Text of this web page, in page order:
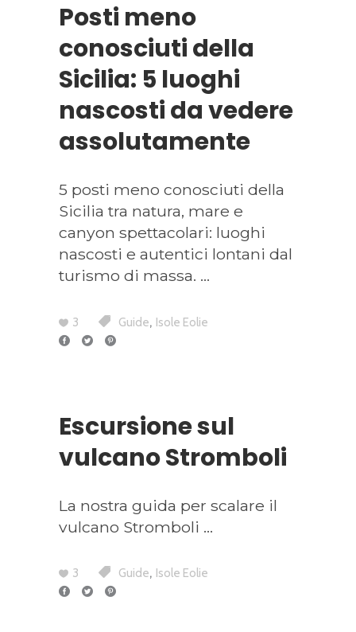
Posti meno
conosciuti della
Sicilia: 5 luoghi
nascosti da vedere
assolutamente
5 posti meno conosciuti della
Sicilia tra natura, mare e
canyon spettacolari: luoghi
nascosti e autentici lontani dal
turismo di massa.
3 Guide, Isole Eolie
Escursione sul
vulcano Stromboli
La nostra guida per scalare il
vulcano Stromboli
3 Guide, Isole Eolie